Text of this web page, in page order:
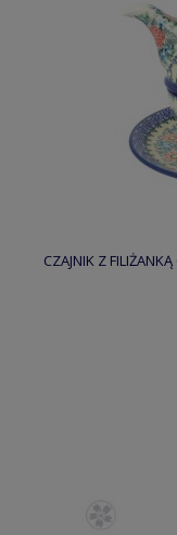
CZAJNIK Z